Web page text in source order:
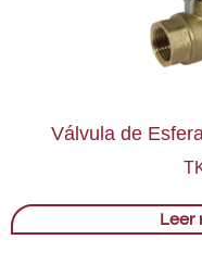
Válvula de
Leer